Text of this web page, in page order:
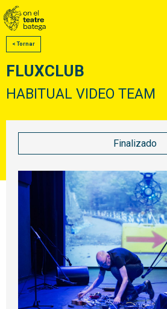
< Tornar
FLUXCLUB
HABITUAL VIDEO TEAM
Finalizado